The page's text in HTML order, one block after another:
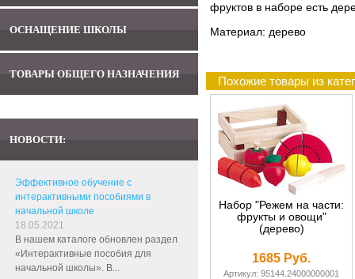
ОСНАЩЕНИЕ ШКОЛЫ
ТОВАРЫ ОБЩЕГО НАЗНАЧЕНИЯ
НОВОСТИ:
Эффективное обучение с
интерактивными пособиями в
начальной школе
18.05.2021
В нашем каталоге обновлен раздел
«Интерактивные пособия для
начальной школы». В...
фруктов в наборе есть
Материал: дерево
Похожие товары из
Набор "Режем на части:
фрукты и овощи"
(дерево)
1685 Руб.
Артикул: 95144.24000000001